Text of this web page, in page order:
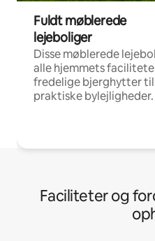
Fuldt møblerede
lejeboliger
Disse møblerede
alle hjemmets
fredelige bjerghytter til
praktiske bylejligheder.
Faciliteter og